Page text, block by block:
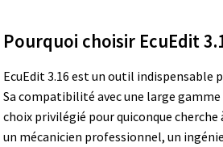
Pourquoi choisir EcuEdit
EcuEdit 3.16 est un outil
Sa compatibilité avec une large
choix privilégié pour quiconque
un mécanicien professionnel, un